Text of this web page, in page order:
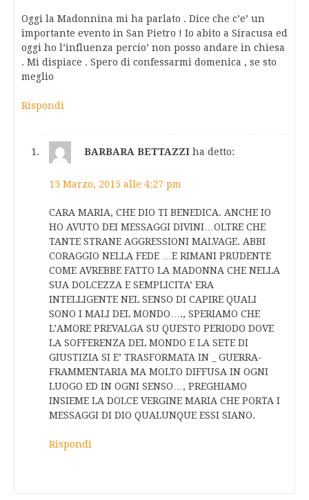
Oggi la Madonnina mi ha parlato . Dice che c’e’ un
importante evento in San Pietro ! Io abito a Siracusa ed
oggi ho l’influenza percio’ non posso andare in chiesa
. Mi dispiace . Spero di confessarmi domenica , se sto
meglio
Rispondi
BARBARA BETTAZZI ha detto:
13 Marzo, 2015 alle 4:27 pm
CARA MARIA, CHE DIO TI BENEDICA. ANCHE IO
HO AVUTO DEI MESSAGGI DIVINI…OLTRE CHE
TANTE STRANE AGGRESSIONI MALVAGE. ABBI
CORAGGIO NELLA FEDE …E RIMANI PRUDENTE
COME AVREBBE FATTO LA MADONNA CHE NELLA
SUA DOLCEZZA E SEMPLICITA’ ERA
INTELLIGENTE NEL SENSO DI CAPIRE QUALI
SONO I MALI DEL MONDO…., SPERIAMO CHE
L’AMORE PREVALGA SU QUESTO PERIODO DOVE
LA SOFFERENZA DEL MONDO E LA SETE DI
GIUSTIZIA SI E’ TRASFORMATA IN _ GUERRA-
FRAMMENTARIA MA MOLTO DIFFUSA IN OGNI
LUOGO ED IN OGNI SENSO…, PREGHIAMO
INSIEME LA DOLCE VERGINE MARIA CHE PORTA I
MESSAGGI DI DIO QUALUNQUE ESSI SIANO.
Rispondi